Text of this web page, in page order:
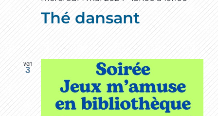
Thé dansant
ven
3